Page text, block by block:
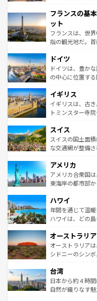
ませてくれるイ
なお、新着のイタ
しい。
文化が根付くこ
れる闘牛、そし
る。首都マドリ
アートに溢れた
せる。地方によ
ンテンツ一覧を
フランスの基
ット
フランスは、世
指の観光地だ。
で、幅広い魅力
聖堂、美しいビ
から魅了する。
いる。シャンパ
香り高いラベン
らに、パリ以外
れる地方に足を
きる
を参照してほしい
ドイツ
ドイツは、豊か
の中心に位置す
顔を持つこの国
ルリンの文化的
してライン川沿
は、お酒好きな人には
ドイツ情報はコ
イギリス
イギリスは、古
トミンスター寺
リアごとに異な
ティー、ビール
戦など、本場だ
ンツ一覧を参照し
スイス
スイスの国土面
な交通網が整備
の建物がそのま
博物館もあり、
ことができる。
ば市内交通費無料で
着のスイス情報は
アメリカ
アメリカ合衆国
東海岸の都市部
のような巨大都
ンメントが詰ま
西部には大自然
部のニューオー
文化が魅力。旅
しみながら、そ
ならではの贅沢な旅のスタイ
情報はコンテン
ハワイ
年間を通じて温
ハワイは、どの
ワイ島は見逃せ
島だが、静かな
おすすめ。エメ
れるおもてなし
人々、おいしい
ク、伝統的なフ
オーストラリア
オーストラリア
シドニーのシン
リアリーフや大
ク）、タスマニ
ど、見どころが
台湾
日本から約４時
自然が織りなす